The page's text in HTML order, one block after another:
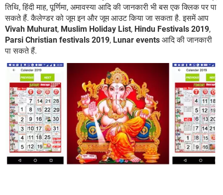
तिथि, हिंदी माह, पूर्णिमा, अमावस्या आदि की जानकारी भी बस एक क्लिक पर पा
सकते हैं. कैलेण्डर को जूम इन और जूम आउट किया जा सकता है. इसमें आप
Vivah Muhurat, Muslim Holiday List, Hindu Festivals 2019,
Parsi Christian festivals 2019, Lunar events आदि की जानकारी
पा सकते हैं.